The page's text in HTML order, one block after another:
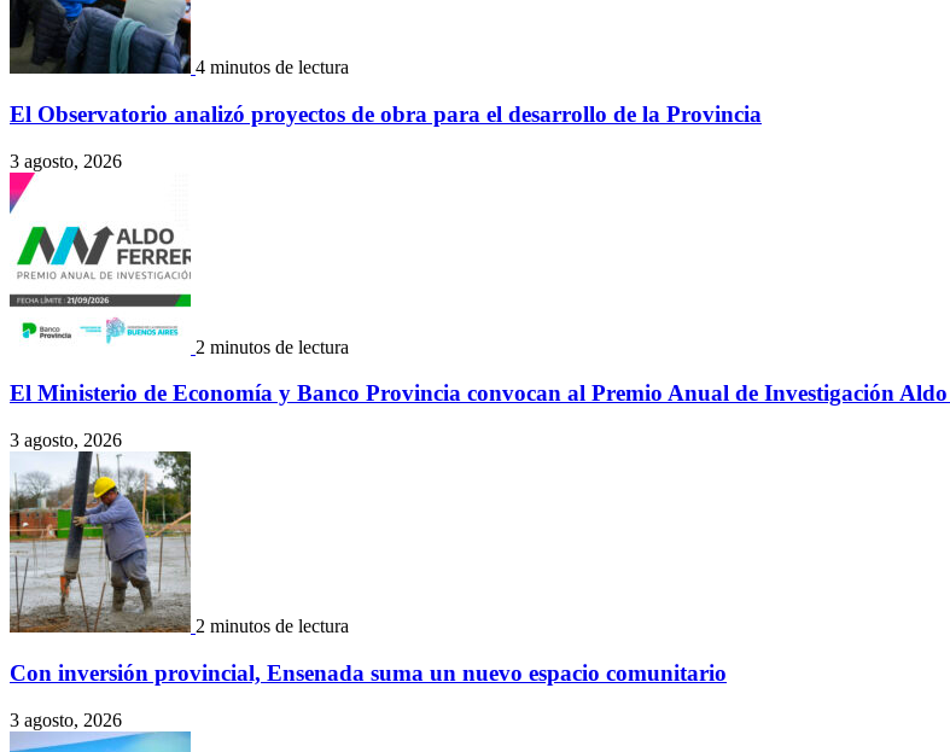
4 minutos de lectura
El Observatorio analizó proyectos de obra para el desarrollo de la Provincia
3 agosto, 2026
2 minutos de lectura
El Ministerio de Economía y Banco Provincia convocan al Premio Anual de Investigación
3 agosto, 2026
2 minutos de lectura
Con inversión provincial, Ensenada suma un nuevo espacio comunitario
3 agosto, 2026